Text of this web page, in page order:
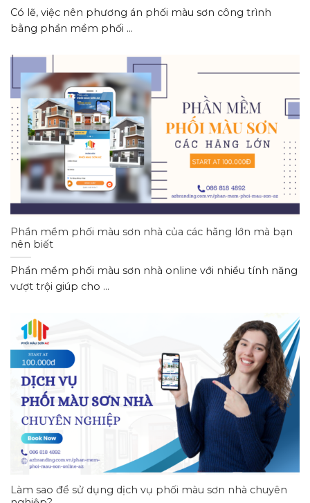
Có lẽ, việc nên phương án phối màu sơn công trình
bằng phần mềm phối ...
Phần mềm phối màu sơn nhà của các hãng lớn mà bạn
nên biết
Phần mềm phối màu sơn nhà online với nhiều tính năng
vượt trội giúp cho ...
Làm sao để sử dụng dịch vụ phối màu sơn nhà chuyên